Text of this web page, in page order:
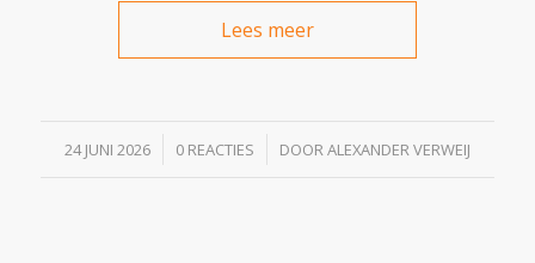
Lees meer
24 JUNI 2026
/ 0 REACTIES
/ DOORALEXANDER VERWEIJ